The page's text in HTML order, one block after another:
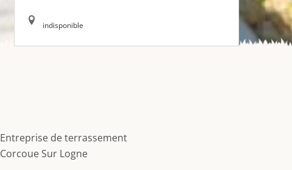
indisponible
Entreprise de terrassement
Corcoue Sur Logne